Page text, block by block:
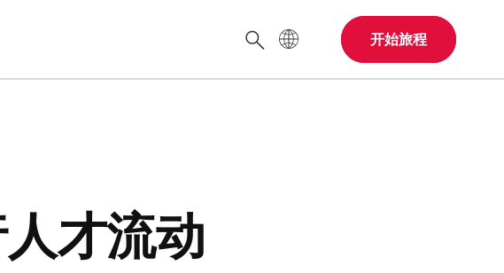
搜索 开始旅程
才流动